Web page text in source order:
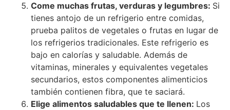
Come muchas frutas, verduras y legumbres: Si
tienes antojo de un refrigerio entre comidas,
prueba palitos de vegetales o frutas en lugar de
los refrigerios tradicionales. Este refrigerio es
bajo en calorías y saludable. Además de
vitaminas, minerales y equivalentes vegetales
secundarios, estos componentes alimenticios
también contienen fibra, que te saciará.
Elige alimentos saludables que te llenen: Los